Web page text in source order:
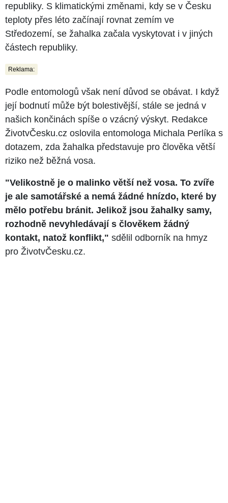
republiky. S klimatickými změnami, kdy se v Česku
teploty přes léto začínají rovnat zemím ve
Středozemí, se žahalka začala vyskytovat i v jiných
částech republiky.
Reklama:
Podle entomologů však není důvod se obávat. I když
její bodnutí může být bolestivější, stále se jedná v
našich končinách spíše o vzácný výskyt. Redakce
ŽivotvČesku.cz oslovila entomologa Michala Perlíka s
dotazem, zda žahalka představuje pro člověka větší
riziko než běžná vosa.
"Velikostně je o malinko větší než vosa. To zvíře
je ale samotářské a nemá žádné hnízdo, které by
mělo potřebu bránit. Jelikož jsou žahalky samy,
rozhodně nevyhledávají s člověkem žádný
kontakt, natož konflikt," sdělil odborník na hmyz
pro ŽivotvČesku.cz.